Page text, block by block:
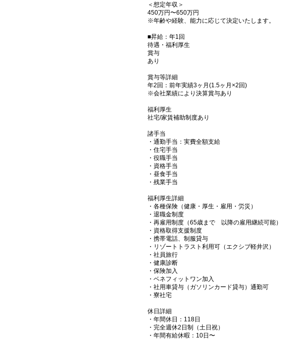
＜想定年収＞
450万円〜650万円
※年齢や経験、能力に応じて決定いたします。
■昇給：年1回
待遇・福利厚生
賞与
あり
賞与等詳細
年2回：前年実績3ヶ月(1.5ヶ月×2回)
※会社業績により決算賞与あり
福利厚生
社宅/家賃補助制度あり
諸手当
・通勤手当：実費全額支給
・住宅手当
・役職手当
・資格手当
・昼食手当
・残業手当
福利厚生詳細
・各種保険（健康・厚生・雇用・労災）
・退職金制度
・再雇用制度（65歳まで 以降の雇用継続可能）
・資格取得支援制度
・携帯電話、制服貸与
・リゾートトラスト利用可（エクシブ軽井沢）
・社員旅行
・健康診断
・保険加入
・ベネフィットワン加入
・社用車貸与（ガソリンカード貸与）通勤可
・寮社宅
休日詳細
・年間休日：118日
・完全週休2日制（土日祝）
・年間有給休暇：10日〜